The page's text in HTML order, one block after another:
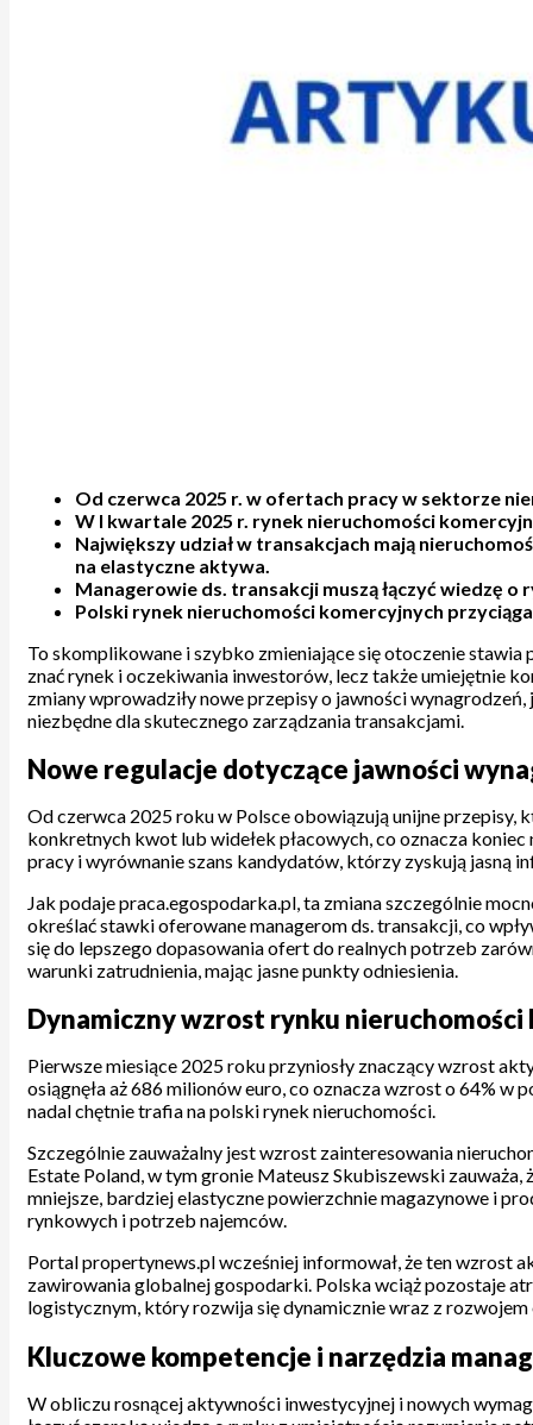
Od czerwca 2025 r. w ofertach pracy w sektorze
W I kwartale 2025 r. rynek nieruchomości
Największy udział w transakcjach mają
na elastyczne aktywa.
Managerowie ds. transakcji muszą łączyć wiedzę
Polski rynek nieruchomości komercyjnych
To skomplikowane i szybko zmieniające się otoczenie
znać rynek i oczekiwania inwestorów, lecz także umiejętnie
zmiany wprowadziły nowe przepisy o jawności
niezbędne dla skutecznego zarządzania transakcjami.
Nowe regulacje dotyczące jawności
Od czerwca 2025 roku w Polsce obowiązują unijne
konkretnych kwot lub widełek płacowych, co oznacza
pracy i wyrównanie szans kandydatów, którzy zyskują jasną
Jak podaje praca.egospodarka.pl, ta zmiana szczególnie
określać stawki oferowane managerom ds. transakcji, co
się do lepszego dopasowania ofert do realnych potrzeb
warunki zatrudnienia, mając jasne punkty odniesienia.
Dynamiczny wzrost rynku
Pierwsze miesiące 2025 roku przyniosły znaczący wzrost
osiągnęła aż 686 milionów euro, co oznacza wzrost o 64%
nadal chętnie trafia na polski rynek nieruchomości.
Szczególnie zauważalny jest wzrost zainteresowania
Estate Poland, w tym gronie Mateusz Skubiszewski
mniejsze, bardziej elastyczne powierzchnie magazynowe i
rynkowych i potrzeb najemców.
Portal propertynews.pl wcześniej informował, że ten wzrost
zawirowania globalnej gospodarki. Polska wciąż pozostaje
logistycznym, który rozwija się dynamicznie wraz z
Kluczowe kompetencje i narzędzia
W obliczu rosnącej aktywności inwestycyjnej i nowych